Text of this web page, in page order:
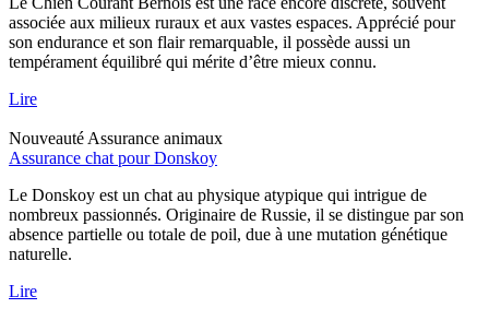
associée aux milieux ruraux et aux vastes espaces. Apprécié pour
son endurance et son flair remarquable, il possède aussi un
tempérament équilibré qui mérite d’être mieux connu.
Lire
Nouveauté Assurance animaux
Assurance chat pour Donskoy
Le Donskoy est un chat au physique atypique qui intrigue de
nombreux passionnés. Originaire de Russie, il se distingue par son
absence partielle ou totale de poil, due à une mutation génétique
naturelle.
Lire